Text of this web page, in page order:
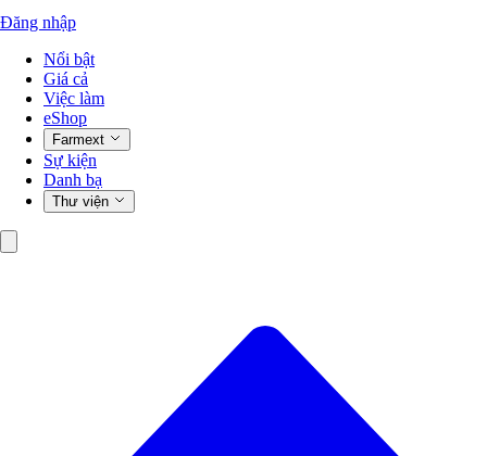
Đăng nhập
Nổi bật
Giá cả
Việc làm
eShop
Farmext
Sự kiện
Danh bạ
Thư viện